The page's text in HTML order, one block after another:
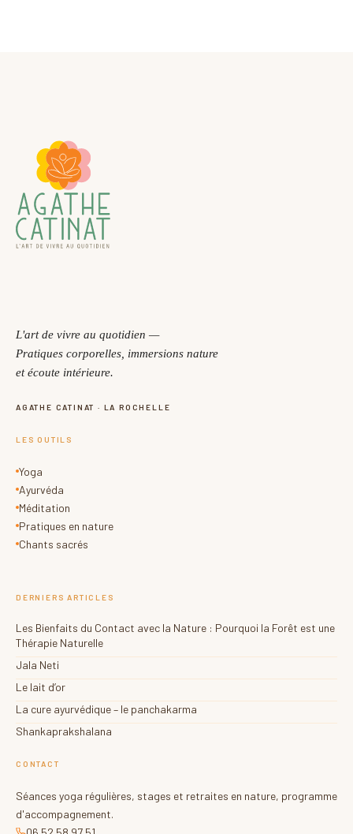
L'art de vivre au quotidien —
Pratiques corporelles, immersions nature
et écoute intérieure.
AGATHE CATINAT · LA ROCHELLE
LES OUTILS
Yoga
Ayurvéda
Méditation
Pratiques en nature
Chants sacrés
DERNIERS ARTICLES
Les Bienfaits du Contact avec la Nature : Pourquoi la Forêt est une
Thérapie Naturelle
Jala Neti
Le lait d’or
La cure ayurvédique – le panchakarma
Shankaprakshalana
CONTACT
Séances yoga régulières, stages et retraites en nature, programme
d'accompagnement.